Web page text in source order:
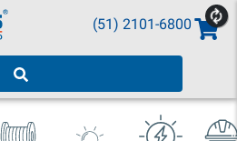
(51) 2101-6800